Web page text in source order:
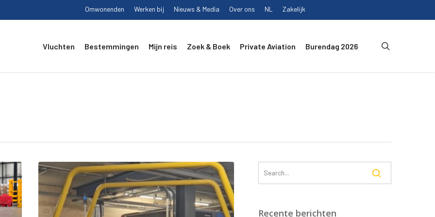
Omwonenden Werken bij Nieuws & Media Over ons NL Zakelijk
Vluchten Bestemmingen Mijn reis Zoek & Boek Private Aviation Burendag 2026
WERELDPRIMEUR
OP
MAASTRICHT
AACHEN
Recente berichten